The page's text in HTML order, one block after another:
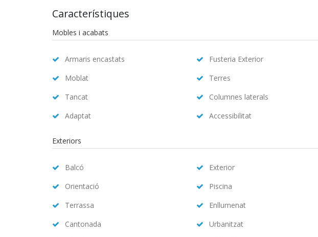
Característiques
Mobles i acabats
Armaris encastats Fusteria Exterior
Moblat
Terres
Tancat
Columnes laterals
Adaptat
Accessibilitat
Exteriors
Balcó Exterior
Orientació
Piscina
Terrassa
Enllumenat
Cantonada
Urbanitzat